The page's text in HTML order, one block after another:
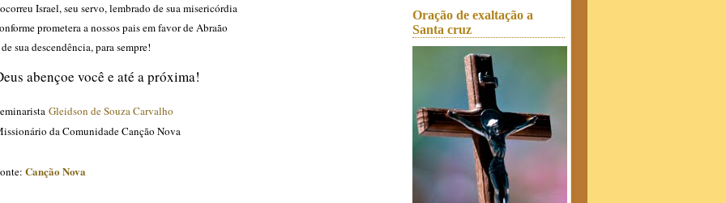
Israel, seu servo, lembrado de sua misericórdia
prometera a nossos pais em favor de Abraão
sua descendência, para sempre!
abençoe você e até a próxima!
Gleidson de Souza Carvalho
da Comunidade Canção Nova
Canção Nova
Oração de exaltação a
Santa cruz